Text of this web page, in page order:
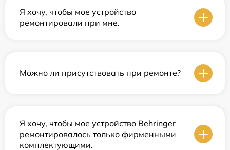
Я хочу, чтобы мое устройство
ремонтировали при мне.
Можно ли присутствовать при ремонте?
Я хочу, чтобы мое устройство Behringer
ремонтировалось только фирменными
комплектующими.